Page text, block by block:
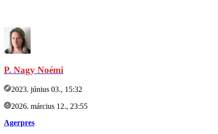
P. Nagy Noémi
2023. június 03., 15:32
2026. március 12., 23:55
Agerpres